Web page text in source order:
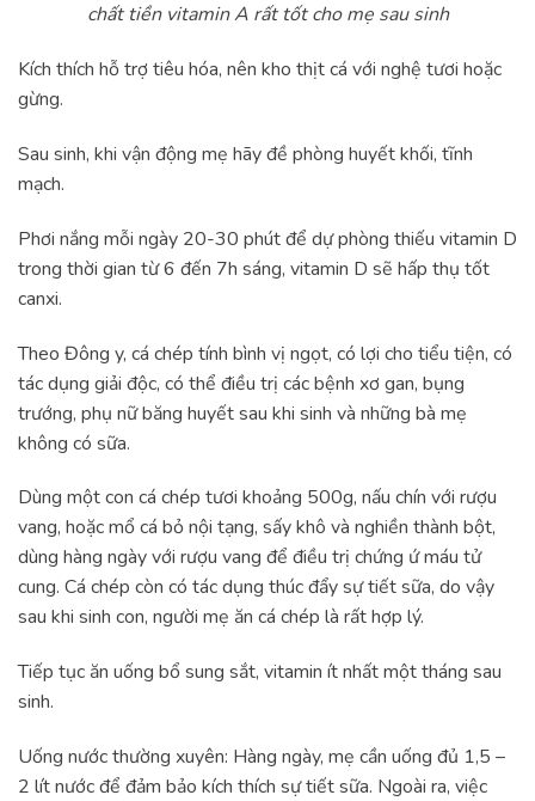
chất tiền vitamin A rất tốt cho mẹ sau sinh
Kích thích hỗ trợ tiêu hóa, nên kho thịt cá với nghệ tươi hoặc
gừng.
Sau sinh, khi vận động mẹ hãy đề phòng huyết khối, tĩnh
mạch.
Phơi nắng mỗi ngày 20-30 phút để dự phòng thiếu vitamin D
trong thời gian từ 6 đến 7h sáng, vitamin D sẽ hấp thụ tốt
canxi.
Theo Đông y, cá chép tính bình vị ngọt, có lợi cho tiểu tiện, có
tác dụng giải độc, có thể điều trị các bệnh xơ gan, bụng
trướng, phụ nữ băng huyết sau khi sinh và những bà mẹ
không có sữa.
Dùng một con cá chép tươi khoảng 500g, nấu chín với rượu
vang, hoặc mổ cá bỏ nội tạng, sấy khô và nghiền thành bột,
dùng hàng ngày với rượu vang để điều trị chứng ứ máu tử
cung. Cá chép còn có tác dụng thúc đẩy sự tiết sữa, do vậy
sau khi sinh con, người mẹ ăn cá chép là rất hợp lý.
Tiếp tục ăn uống bổ sung sắt, vitamin ít nhất một tháng sau
sinh.
Uống nước thường xuyên: Hàng ngày, mẹ cần uống đủ 1,5 –
2 lít nước để đảm bảo kích thích sự tiết sữa. Ngoài ra, việc